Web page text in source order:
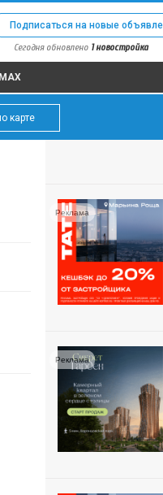
Подписаться на новые
Сегодня обновлено 1 новостройка
MAX
карте
Реклама
Реклама